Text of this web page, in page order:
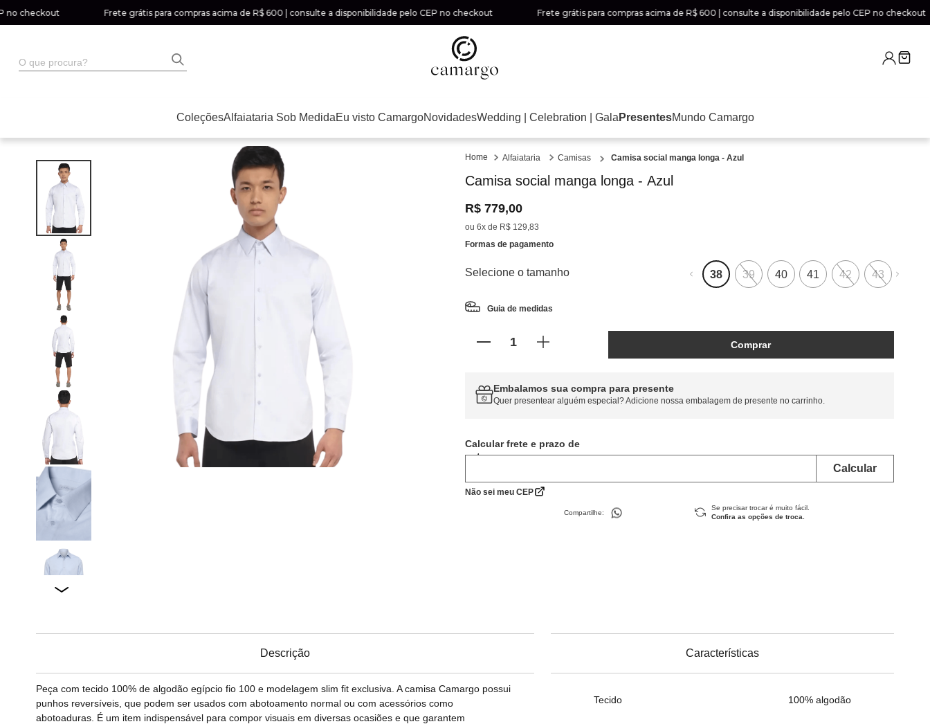
Frete grátis para compras acima de R$ 600 | consulte a disponibilidade pelo CEP no checkout Frete grátis para compras acima de R$ 600 | consulte a disponibilidade pelo CEP no checkout
ColeçõesAlfaiataria Sob MedidaEu visto CamargoNovidadesWedding | Celebration | Gala PresentesMundo Camargo
Alfaiataria Camisas Camisa social manga longa - Azul
Camisa social manga longa - Azul
R$ 779,00
ou 6x de R$ 129,83
Formas de pagamento
38 39 40 41 42 43
Guia de medidas
Comprar
Embalamos sua compra para presente
Quer presentear alguém especial? Adicione nossa embalagem de presente no carrinho.
Calcular frete
Não sei meu CEP
Compartilhe:
Se precisar trocar é muito fácil.
Confira as opções de troca.
Descrição
Peça com tecido 100% de algodão egípcio fio 100 e modelagem slim fit exclusiva. A camisa Camargo possui
punhos reversíveis, que podem ser usados com abotoamento normal ou com acessórios como
abotoaduras. É um item indispensável para compor visuais em diversas ocasiões e que garantem
Características
Tecido 100% algodão